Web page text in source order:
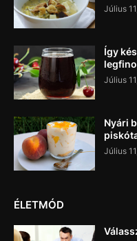
Július
Így
Július
Nyári
Július
ÉLETMÓD